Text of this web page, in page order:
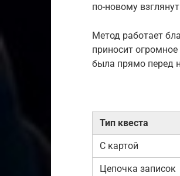
по-новому
Метод работает
приносит
была прямо перед
Тип квеста
С картой
Цепочка записок